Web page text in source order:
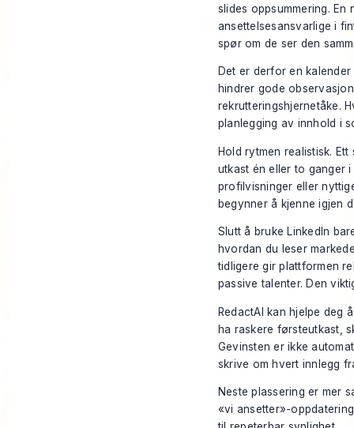
slides oppsummering.
ansettelsesansvarlige i
spør om de ser den
Det er derfor en
hindrer gode
rekrutteringshjernetåke.
planlegging av innhold i
Hold rytmen realistisk.
utkast én eller to ganger
profilvisninger eller
begynner å kjenne igjen
Slutt å bruke LinkedIn
hvordan du leser
tidligere gir plattformen
passive talenter. Den
RedactAI kan hjelpe deg
ha raskere førsteutkast,
Gevinsten er ikke
skrive om hvert innlegg
Neste plassering er mer
«vi ansetter»-